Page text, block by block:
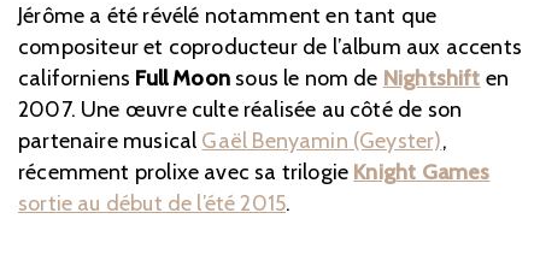
Jérôme a été révélé notamment en tant que
compositeur et coproducteur de l’album aux accents
californiens Full Moonsous le nom de Nightshift en
2007. Une œuvre culte réalisée au côté de son
partenaire musical Gaël Benyamin (Geyster),
récemment prolixe avec sa trilogie Knight Games
sortie au début de l’été 2015.